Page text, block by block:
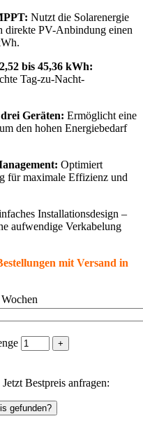
Nutzt die Solarenergie
direkte PV-Anbindung einen
bis 45,36 kWh:
Tag-zu-Nacht-
Geräten: Ermöglicht eine
den hohen Energiebedarf
Optimiert
für maximale Effizienz und
Installationsdesign –
aufwendige Verkabelung
mit Versand in
Bestpreis anfragen:
gefunden?